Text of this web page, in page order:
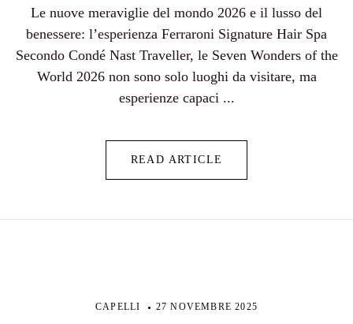
Le nuove meraviglie del mondo 2026 e il lusso del
benessere: l’esperienza Ferraroni Signature Hair Spa
Secondo Condé Nast Traveller, le Seven Wonders of the
World 2026 non sono solo luoghi da visitare, ma
esperienze capaci ...
READ ARTICLE
CAPELLI 27 NOVEMBRE 2025